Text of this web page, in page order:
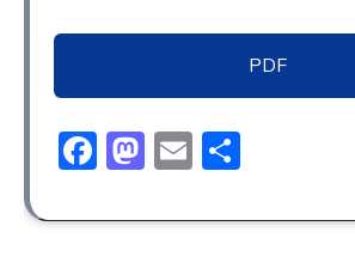
PDF
F
e
M
st
E
ai ar